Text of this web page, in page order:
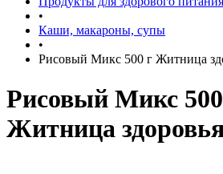
•
Каши, макароны, супы
•
Рисовый Микс 500 г Житница
Рисовый Микс
Житница